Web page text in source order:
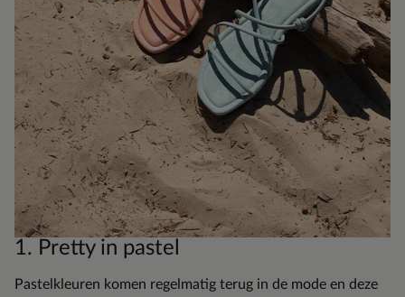
1. Pretty in pastel
Pastelkleuren komen regelmatig terug in de mode en deze